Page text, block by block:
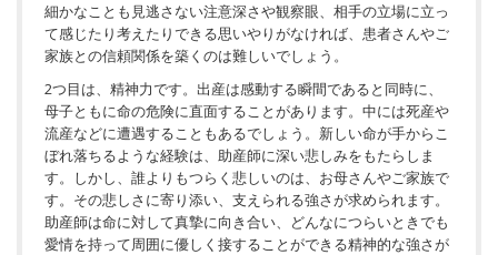
細かなことも見逃さない注意深さや観察眼、相手の立場に立っ
て感じたり考えたりできる思いやりがなければ、患者さんやご
家族との信頼関係を築くのは難しいでしょう。
2つ目は、精神力です。出産は感動する瞬間であると同時に、
母子ともに命の危険に直面することがあります。中には死産や
流産などに遭遇することもあるでしょう。新しい命が手からこ
ぼれ落ちるような経験は、助産師に深い悲しみをもたらしま
す。しかし、誰よりもつらく悲しいのは、お母さんやご家族で
す。その悲しさに寄り添い、支えられる強さが求められます。
助産師は命に対して真摯に向き合い、どんなにつらいときでも
愛情を持って周囲に優しく接することができる精神的な強さが